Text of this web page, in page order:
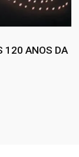
120 ANOS DA